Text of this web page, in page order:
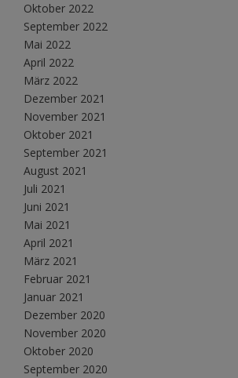
Oktober 2022
September 2022
Mai 2022
April 2022
März 2022
Dezember 2021
November 2021
Oktober 2021
September 2021
August 2021
Juli 2021
Juni 2021
Mai 2021
April 2021
März 2021
Februar 2021
Januar 2021
Dezember 2020
November 2020
Oktober 2020
September 2020